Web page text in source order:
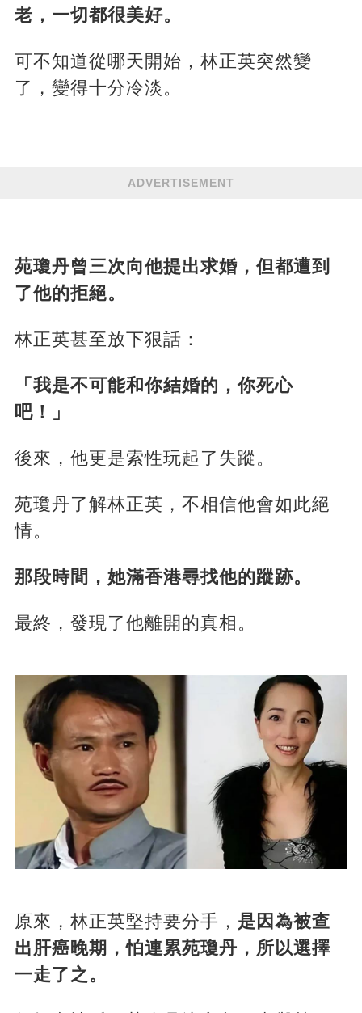
老，一切都很美好。
可不知道從哪天開始，林正英突然變
了，變得十分冷淡。
ADVERTISEMENT
苑瓊丹曾三次向他提出求婚，但都遭到
了他的拒絕。
林正英甚至放下狠話：
「我是不可能和你結婚的，你死心
吧！」
後來，他更是索性玩起了失蹤。
苑瓊丹了解林正英，不相信他會如此絕
情。
那段時間，她滿香港尋找他的蹤跡。
最終，發現了他離開的真相。
原來，林正英堅持要分手， 是因為被查
出肝癌晚期，怕連累苑瓊丹，所以選擇
一走了之。